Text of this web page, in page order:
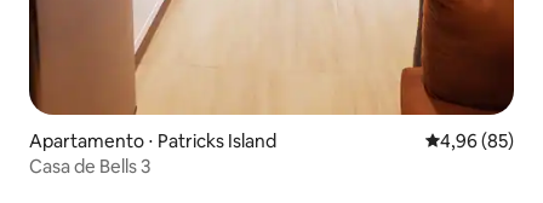
Apartamento ⋅ Patricks Island 4,96 de uma
4,96 (85)
Casa de Bells 3